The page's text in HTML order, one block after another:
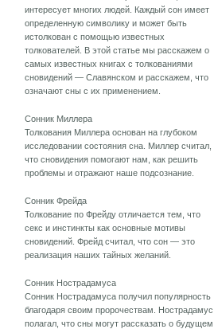
интересует многих людей. Каждый сон имеет
определенную символику и может быть
истолкован с помощью известных
толкователей. В этой статье мы расскажем о
самых известных книгах с толкованиями
сновидений — Славянском и расскажем, что
означают сны с их применением.
Сонник Миллера
Толкования Миллера основан на глубоком
исследовании состояния сна. Миллер считал,
что сновидения помогают нам, как решить
проблемы и отражают наше подсознание.
Сонник Фрейда
Толкование по Фрейду отличается тем, что
секс и инстинкты как основные мотивы
сновидений. Фрейд считал, что сон — это
реализация наших тайных желаний.
Сонник Нострадамуса
Сонник Нострадамуса получил популярность
благодаря своим пророчествам. Нострадамус
полагал, что сны могут рассказать о будущем